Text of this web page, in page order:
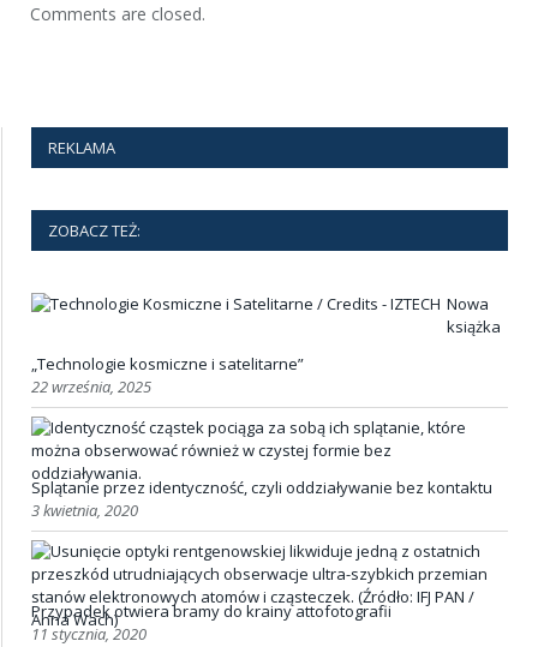
Comments are closed.
REKLAMA
ZOBACZ TEŻ:
Nowa
książka
„Technologie kosmiczne i satelitarne”
22 września, 2025
Splątanie przez identyczność, czyli oddziaływanie bez kontaktu
3 kwietnia, 2020
Przypadek otwiera bramy do krainy attofotografii
11 stycznia, 2020